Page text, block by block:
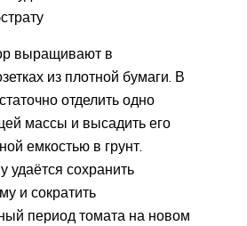
выращивают в
из плотной бумаги. В
отделить одно
массы и высадить его
емкостью в грунт.
удаётся сохранить
и сократить
период томата на новом